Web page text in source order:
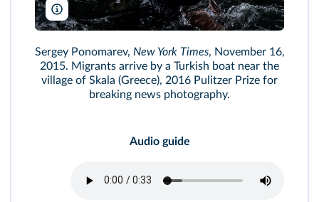
Sergey Ponomarev/The New York Times - REDUX - REA Prix
Sergey Ponomarev, New York Times, November 16,
2015. Migrants arrive by a Turkish boat near the
village of Skala (Greece), 2016 Pulitzer Prize for
breaking news photography.
Audio guide